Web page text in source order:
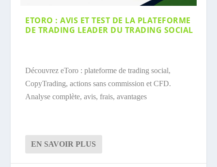
ETORO : AVIS ET TEST DE LA PLATEFORME
DE TRADING LEADER DU TRADING SOCIAL
Découvrez eToro : plateforme de trading social,
CopyTrading, actions sans commission et CFD.
Analyse complète, avis, frais, avantages
EN SAVOIR PLUS